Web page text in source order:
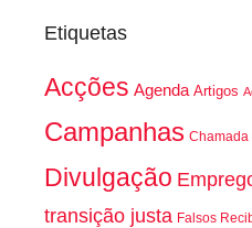
Etiquetas
Acções Agenda Artigos
Campanhas Chamada
Divulgação
transição justa Falsos